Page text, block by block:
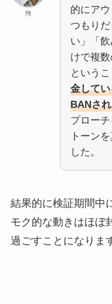
翔
的にア
つもり
い」「
けで複
というこ
金して
BANさ
プロー
トーン
した。
結果的に検証期間中
モク的な動きはほぼ
過ごすことになりま